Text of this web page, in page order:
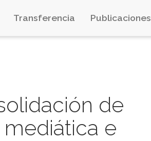
Transferencia Publicaciones
de
e